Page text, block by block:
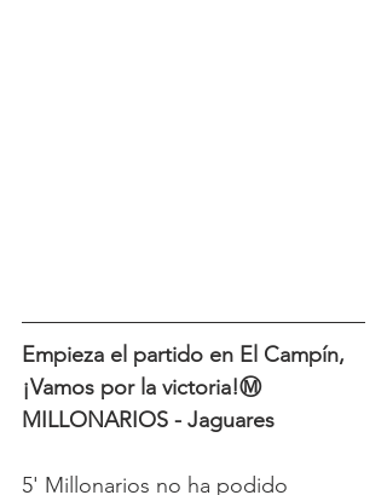
Empieza el partido en El Campín,
¡Vamos por la victoria!Ⓜ️
MILLONARIOS - Jaguares
5' Millonarios no ha podido